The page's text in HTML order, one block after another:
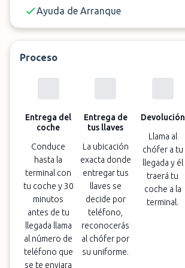
Ayuda de Arranque
Proceso
Entrega del
coche
Conduce
hasta la
terminal con
tu coche y 30
minutos
antes de tu
llegada llama
al número de
teléfono que
se te enviara
Entrega de
tus llaves
La ubicación
exacta donde
entregar tus
llaves se
decide por
teléfono,
reconocerás
al chófer por
su uniforme.
Devolución
Llama al
chófer a tu
llegada y él
traerá tu
coche a la
terminal.